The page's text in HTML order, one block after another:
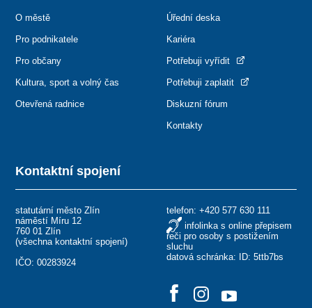
Kontaktní spojení
statutární město Zlín
náměstí Míru 12
760 01 Zlín
(všechna kontaktní spojení)
IČO: 00283924
telefon: +420 577 630 111
infolinka s online přepisem
řeči pro osoby s postižením
sluchu
datová schránka: ID: 5ttb7bs
O městě
Pro podnikatele
Pro občany
Kultura, sport a volný čas
Otevřená radnice
Úřední deska
Kariéra
Potřebuji vyřídit
Potřebuji zaplatit
Diskuzní fórum
Kontakty